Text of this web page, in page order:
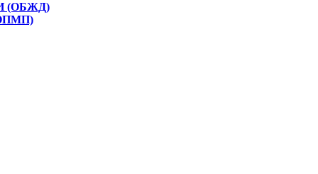
(ОБЖД)